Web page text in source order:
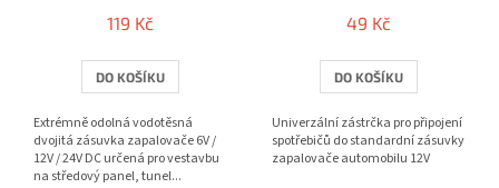
119 Kč
DO KOŠÍKU
Extrémně odolná vodotěsná
dvojitá zásuvka zapalovače 6V /
12V / 24V DC určená pro vestavbu
na středový panel, tunel...
49 Kč
DO KOŠÍKU
Univerzální zástrčka pro připojení
spotřebičů do standardní zásuvky
zapalovače automobilu 12V